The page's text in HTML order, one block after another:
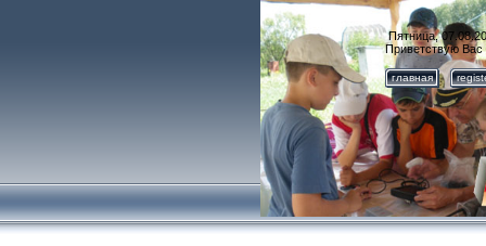
Пятница,
Приветствую Вас
главная